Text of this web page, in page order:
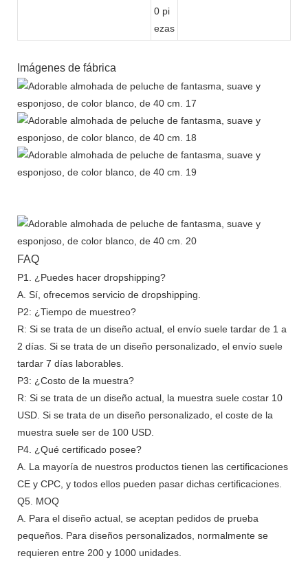
0 pi
ezas
Imágenes de fábrica
FAQ
P1. ¿Puedes hacer dropshipping?
A. Sí, ofrecemos servicio de dropshipping.
P2: ¿Tiempo de muestreo?
R: Si se trata de un diseño actual, el envío suele tardar de 1 a
2 días. Si se trata de un diseño personalizado, el envío suele
tardar 7 días laborables.
P3: ¿Costo de la muestra?
R: Si se trata de un diseño actual, la muestra suele costar 10
USD. Si se trata de un diseño personalizado, el coste de la
muestra suele ser de 100 USD.
P4. ¿Qué certificado posee?
A. La mayoría de nuestros productos tienen las certificaciones
CE y CPC, y todos ellos pueden pasar dichas certificaciones.
Q5. MOQ
A. Para el diseño actual, se aceptan pedidos de prueba
pequeños. Para diseños personalizados, normalmente se
requieren entre 200 y 1000 unidades.